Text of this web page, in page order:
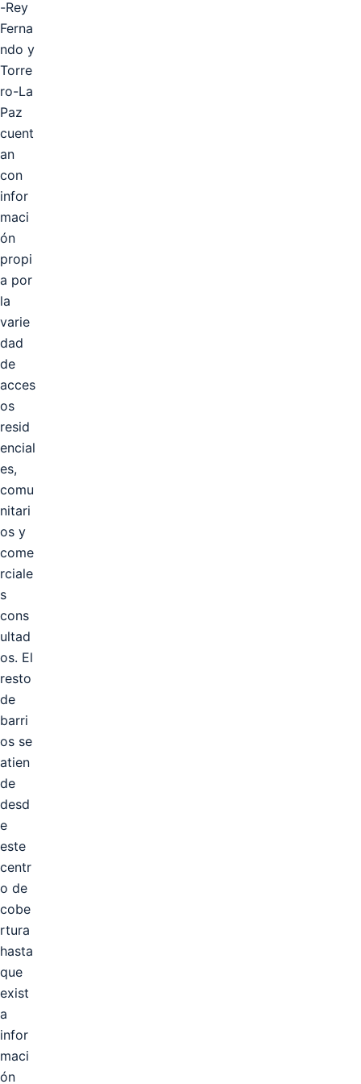
-Rey
Ferna
ndo y
Torre
ro-La
Paz
cuent
an
con
infor
maci
ón
propi
a por
la
varie
dad
de
acces
os
resid
encial
es,
comu
nitari
os y
come
rciale
s
cons
ultad
os. El
resto
de
barri
os se
atien
de
desd
e
este
centr
o de
cobe
rtura
hasta
que
exist
a
infor
maci
ón